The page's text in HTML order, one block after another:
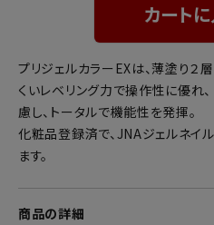
カート
プリジェルカラーEXは、薄塗り２
くいレベリング力で操作性に優れ
慮し、トータルで機能性を発揮。
化粧品登録済で、JNAジェルネイ
ます。
商品の詳細